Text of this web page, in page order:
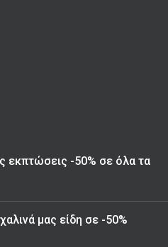
εκπτώσεις -50% σε όλα τα
μας είδη σε -50%